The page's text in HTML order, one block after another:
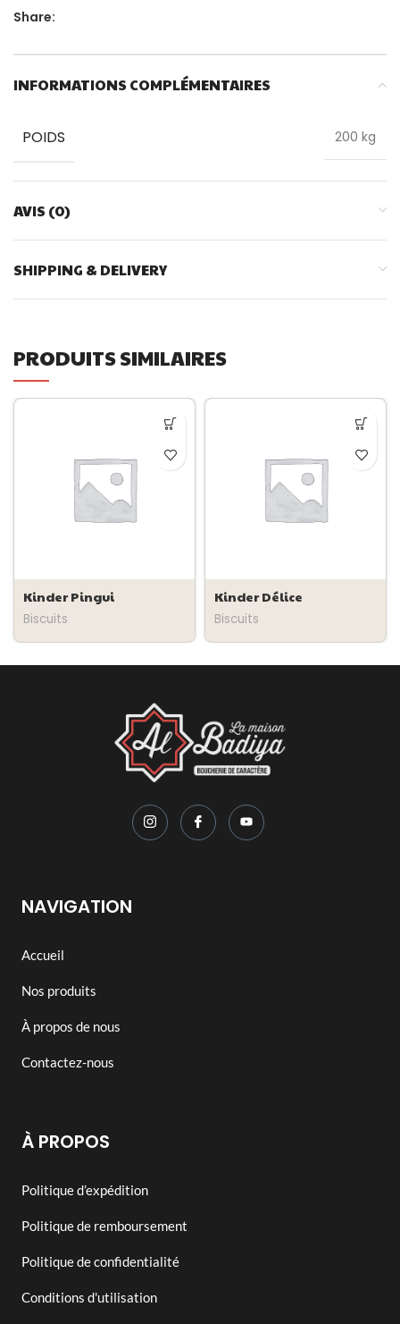
Share:
INFORMATIONS COMPLÉMENTAIRES
POIDS 200 kg
AVIS (0)
SHIPPING & DELIVERY
PRODUITS SIMILAIRES
Kinder Pingui
Biscuits
Kinder Délice
Biscuits
NAVIGATION
Accueil
Nos produits
À propos de nous
Contactez-nous
À PROPOS
Politique d’expédition
Politique de remboursement
Politique de confidentialité
Conditions d'utilisation